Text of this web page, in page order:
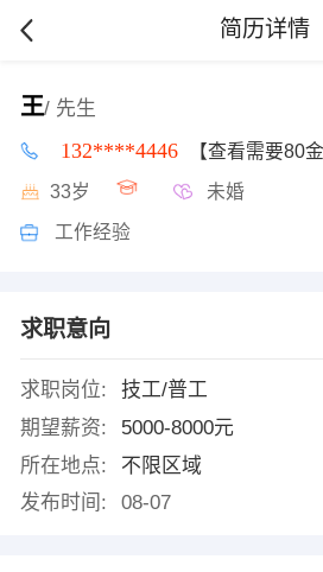
简历详情
王/ 先生
132****4446 【查看需要80金
33岁 未婚
工作经验
求职意向
求职岗位:
技工/普工
期望薪资:
5000-8000元
所在地点:
不限区域
发布时间:
08-07